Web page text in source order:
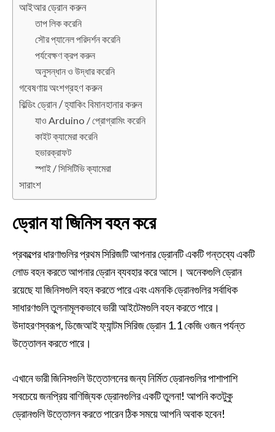
আইআর ড্রোন করুন
তাপ লিক করেনি
সৌর প্যানেল পরিদর্শন করেনি
পর্যবেক্ষণ ক্রপ করুন
অনুসন্ধান ও উদ্ধার করেনি
গবেষণায় অংশগ্রহণ করুন
বিল্ডিং ড্রোন / হ্যাকিং বিমানহানার করুন
যাও Arduino / প্রোগ্রামিং করেনি
কাইট ক্যামেরা করেনি
হভারক্রাফট
স্পাই / সিসিটিভি ক্যামেরা
সারাংশ
ড্রোন যা জিনিস বহন করে
প্রকল্পের ধারণাগুলির প্রথম সিরিজটি আপনার ড্রোনটি একটি গন্তব্যে একটি
লোড বহন করতে আপনার ড্রোন ব্যবহার করে আসে। অনেকগুলি ড্রোন
রয়েছে যা জিনিসগুলি বহন করতে পারে এবং এমনকি ড্রোনগুলির সর্বাধিক
সাধারণগুলি তুলনামূলকভাবে ভারী আইটেমগুলি বহন করতে পারে।
উদাহরণস্বরূপ, ডিজেআই ফ্যান্টম সিরিজ ড্রোন 1.1 কেজি ওজন পর্যন্ত
উত্তোলন করতে পারে।
এখানে ভারী জিনিসগুলি উত্তোলনের জন্য নির্মিত ড্রোনগুলির পাশাপাশি
সবচেয়ে জনপ্রিয় বাণিজ্যিক ড্রোনগুলির একটি তুলনা! আপনি কতটুকু
ড্রোনগুলি উত্তোলন করতে পারেন ঠিক সময়ে আপনি অবাক হবেন!